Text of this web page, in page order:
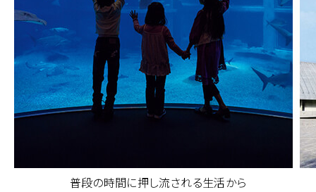
普段の時間に押し流される生活から